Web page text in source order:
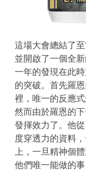
這場大會總結了
並開啟了一個全
一年的發現在此
的突破。首先羅
裡，唯一的反應
然而由於羅恩的
發揮效力了。他
度穿透力的資料
上，一旦精神個
他們唯一能做的